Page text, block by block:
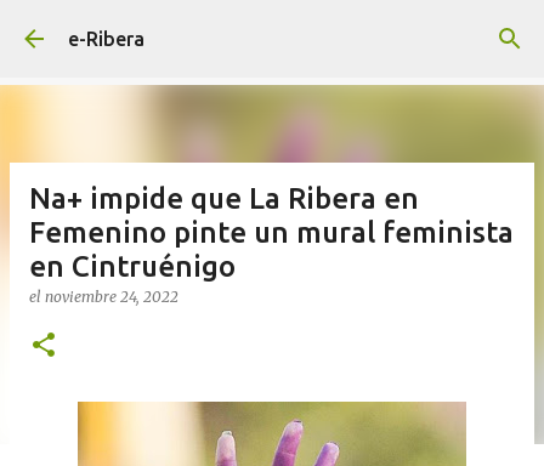
e-Ribera
Na+ impide que La Ribera en
Femenino pinte un mural feminista
en Cintruénigo
el noviembre 24, 2022